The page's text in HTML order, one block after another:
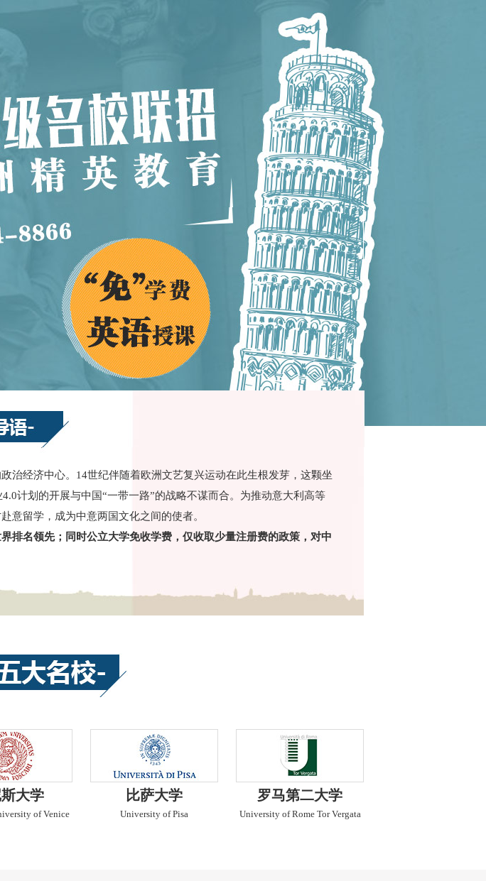
治经济中心。14世纪伴随着欧洲文艺复兴运动在此生根发芽，这颗坐
计划的开展与中国“一带一路”的战略不谋而合。为推动意大利高等
意留学，成为中意两国文化之间的使者。
排名领先；同时公立大学免收学费，仅收取少量注册费的政策，对中
大学
of Venice
比萨大学
University of Pisa
罗马第二大学
University of Rome Tor Vergata